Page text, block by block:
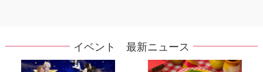
イベント 最新ニュース